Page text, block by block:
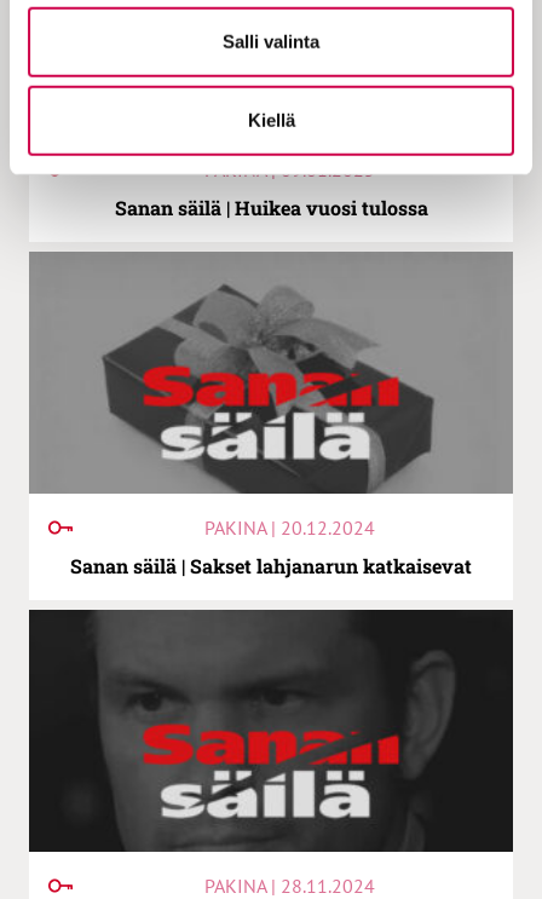
Salli valinta
Kiellä
PAKINA | 09.01.2025
Sanan säilä | Huikea vuosi tulossa
PAKINA | 20.12.2024
Sanan säilä | Sakset lahjanarun katkaisevat
PAKINA | 28.11.2024